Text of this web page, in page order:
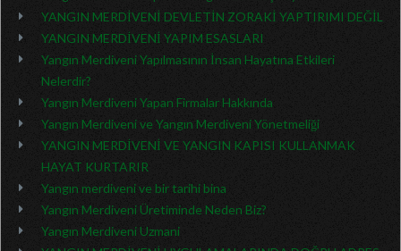
YANGIN MERDİVENİ DEVLETİN ZORAKİ YAPTIRIMI DEĞİL
YANGIN MERDİVENİ YAPIM ESASLARI
Yangın Merdiveni Yapılmasının İnsan Hayatına Etkileri
Nelerdir?
Yangın Merdiveni Yapan Firmalar Hakkında
Yangın Merdiveni ve Yangın Merdiveni Yönetmeliği
YANGIN MERDİVENİ VE YANGIN KAPISI KULLANMAK
HAYAT KURTARIR
Yangın merdiveni ve bir tarihi bina
Yangın Merdiveni Üretiminde Neden Biz?
Yangın Merdiveni Uzmani